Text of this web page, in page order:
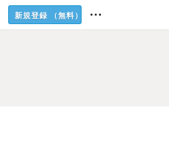
新規登録 （無料）